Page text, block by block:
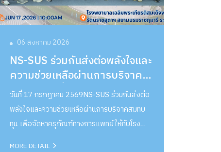
06 สิงหาคม 2026
NS-SUS ร่วมกันส่งต่อพลังใจและ
ความช่วยเหลือผ่านการบริจาค
สมทบทุน เพื่อจัดหาครุภัณฑ์
ทางการแพทย์
วันที่ 17 กรกฎาคม 2569NS-SUS ร่วมกันส่งต่อ
พลังใจและความช่วยเหลือผ่านการบริจาคสมทบ
ทุน เพื่อจัดหาครุภัณฑ์ทางการแพทย์ให้กับโรง
MORE DETAIL